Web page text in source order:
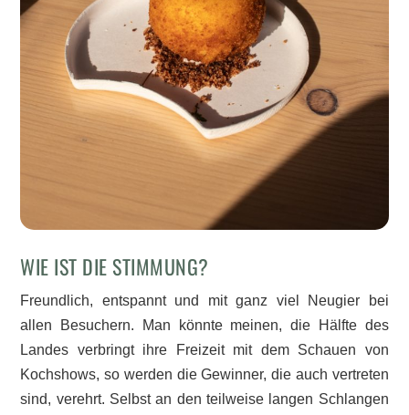
WIE IST DIE STIMMUNG?
Freundlich, entspannt und mit ganz viel Neugier bei
allen Besuchern. Man könnte meinen, die Hälfte des
Landes verbringt ihre Freizeit mit dem Schauen von
Kochshows, so werden die Gewinner, die auch vertreten
sind, verehrt. Selbst an den teilweise langen Schlangen